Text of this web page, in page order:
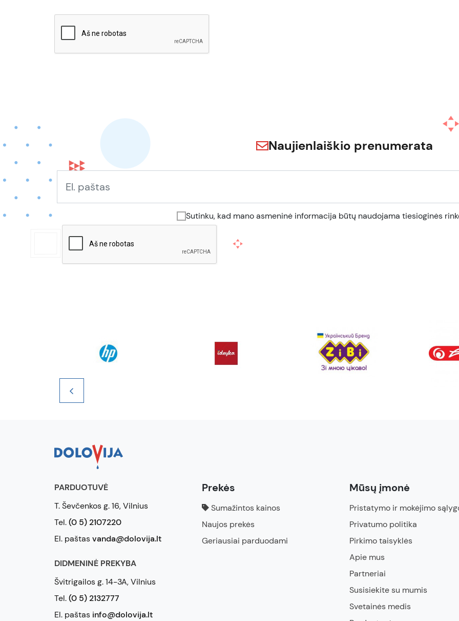
Naujienlaiškio prenumerata
Sutinku, kad mano asmeninė informacija būtų naudojama tiesioginės
PARDUOTUVĖ
T. Ševčenkos g. 16, Vilnius
Tel.(0 5) 2107220
El. paštasvanda@dolovija.lt
DIDMENINĖ PREKYBA
Švitrigailos g. 14-3A, Vilnius
Tel.(0 5) 2132777
El. paštas info@dolovija.lt
Prekės
Sumažintos kainos
Naujos prekės
Geriausiai parduodami
Mūsų įmonė
Pristatymo ir mokėjimo
Privatumo politika
Pirkimo taisyklės
Apie mus
Partneriai
Susisiekite su mumis
Svetainės medis